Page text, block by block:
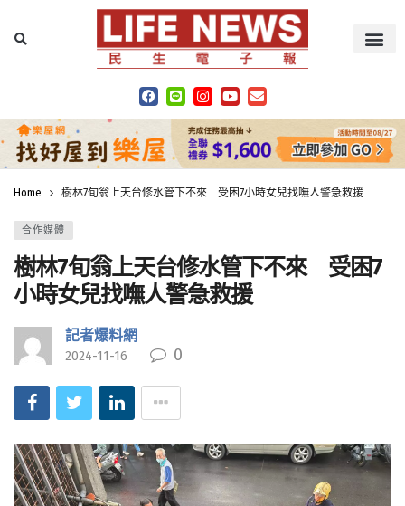
Home 樹林7旬翁上天台修水管下不來 受困7小時女兒找嘸人警急救援
合作媒體
樹林7旬翁上天台修水管下不來 受困7
小時女兒找嘸人警急救援
記者爆料網
2024-11-16 0